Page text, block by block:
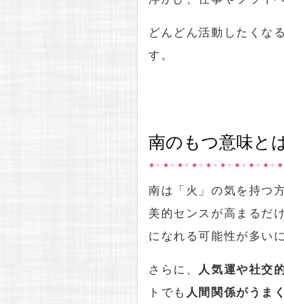
どんどん活動したくな
す。
南のもつ意味と
南は「火」の気を持つ方
美的センスが高まるだ
になれる可能性が多い
さらに、 人気運や社交
トでも 人間関係がうま